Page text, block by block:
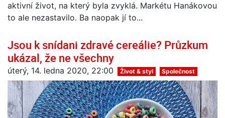
aktivní život, na který byla zvyklá. Markétu Hanákovou
to ale nezastavilo. Ba naopak jí to...
Jsou k snídani zdravé cereálie? Průzkum
ukázal, že ne všechny
úterý, 14. ledna 2020, 22:00 Život & styl Společnost